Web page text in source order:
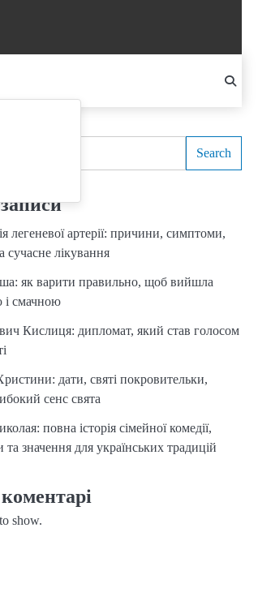
Search
легеневої артерії: причини, симптоми,
сучасне лікування
як варити правильно, щоб вийшла
і смачною
Кислиця: дипломат, який став голосом
дати, святі покровительки,
сенс свята
повна історія сімейної комедії,
значення для українських традицій
show.